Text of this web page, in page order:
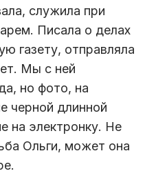
служила при
Писала о делах
газету, отправляла
Мы с ней
но фото, на
черной длинной
на электронку. Не
Ольги, может она